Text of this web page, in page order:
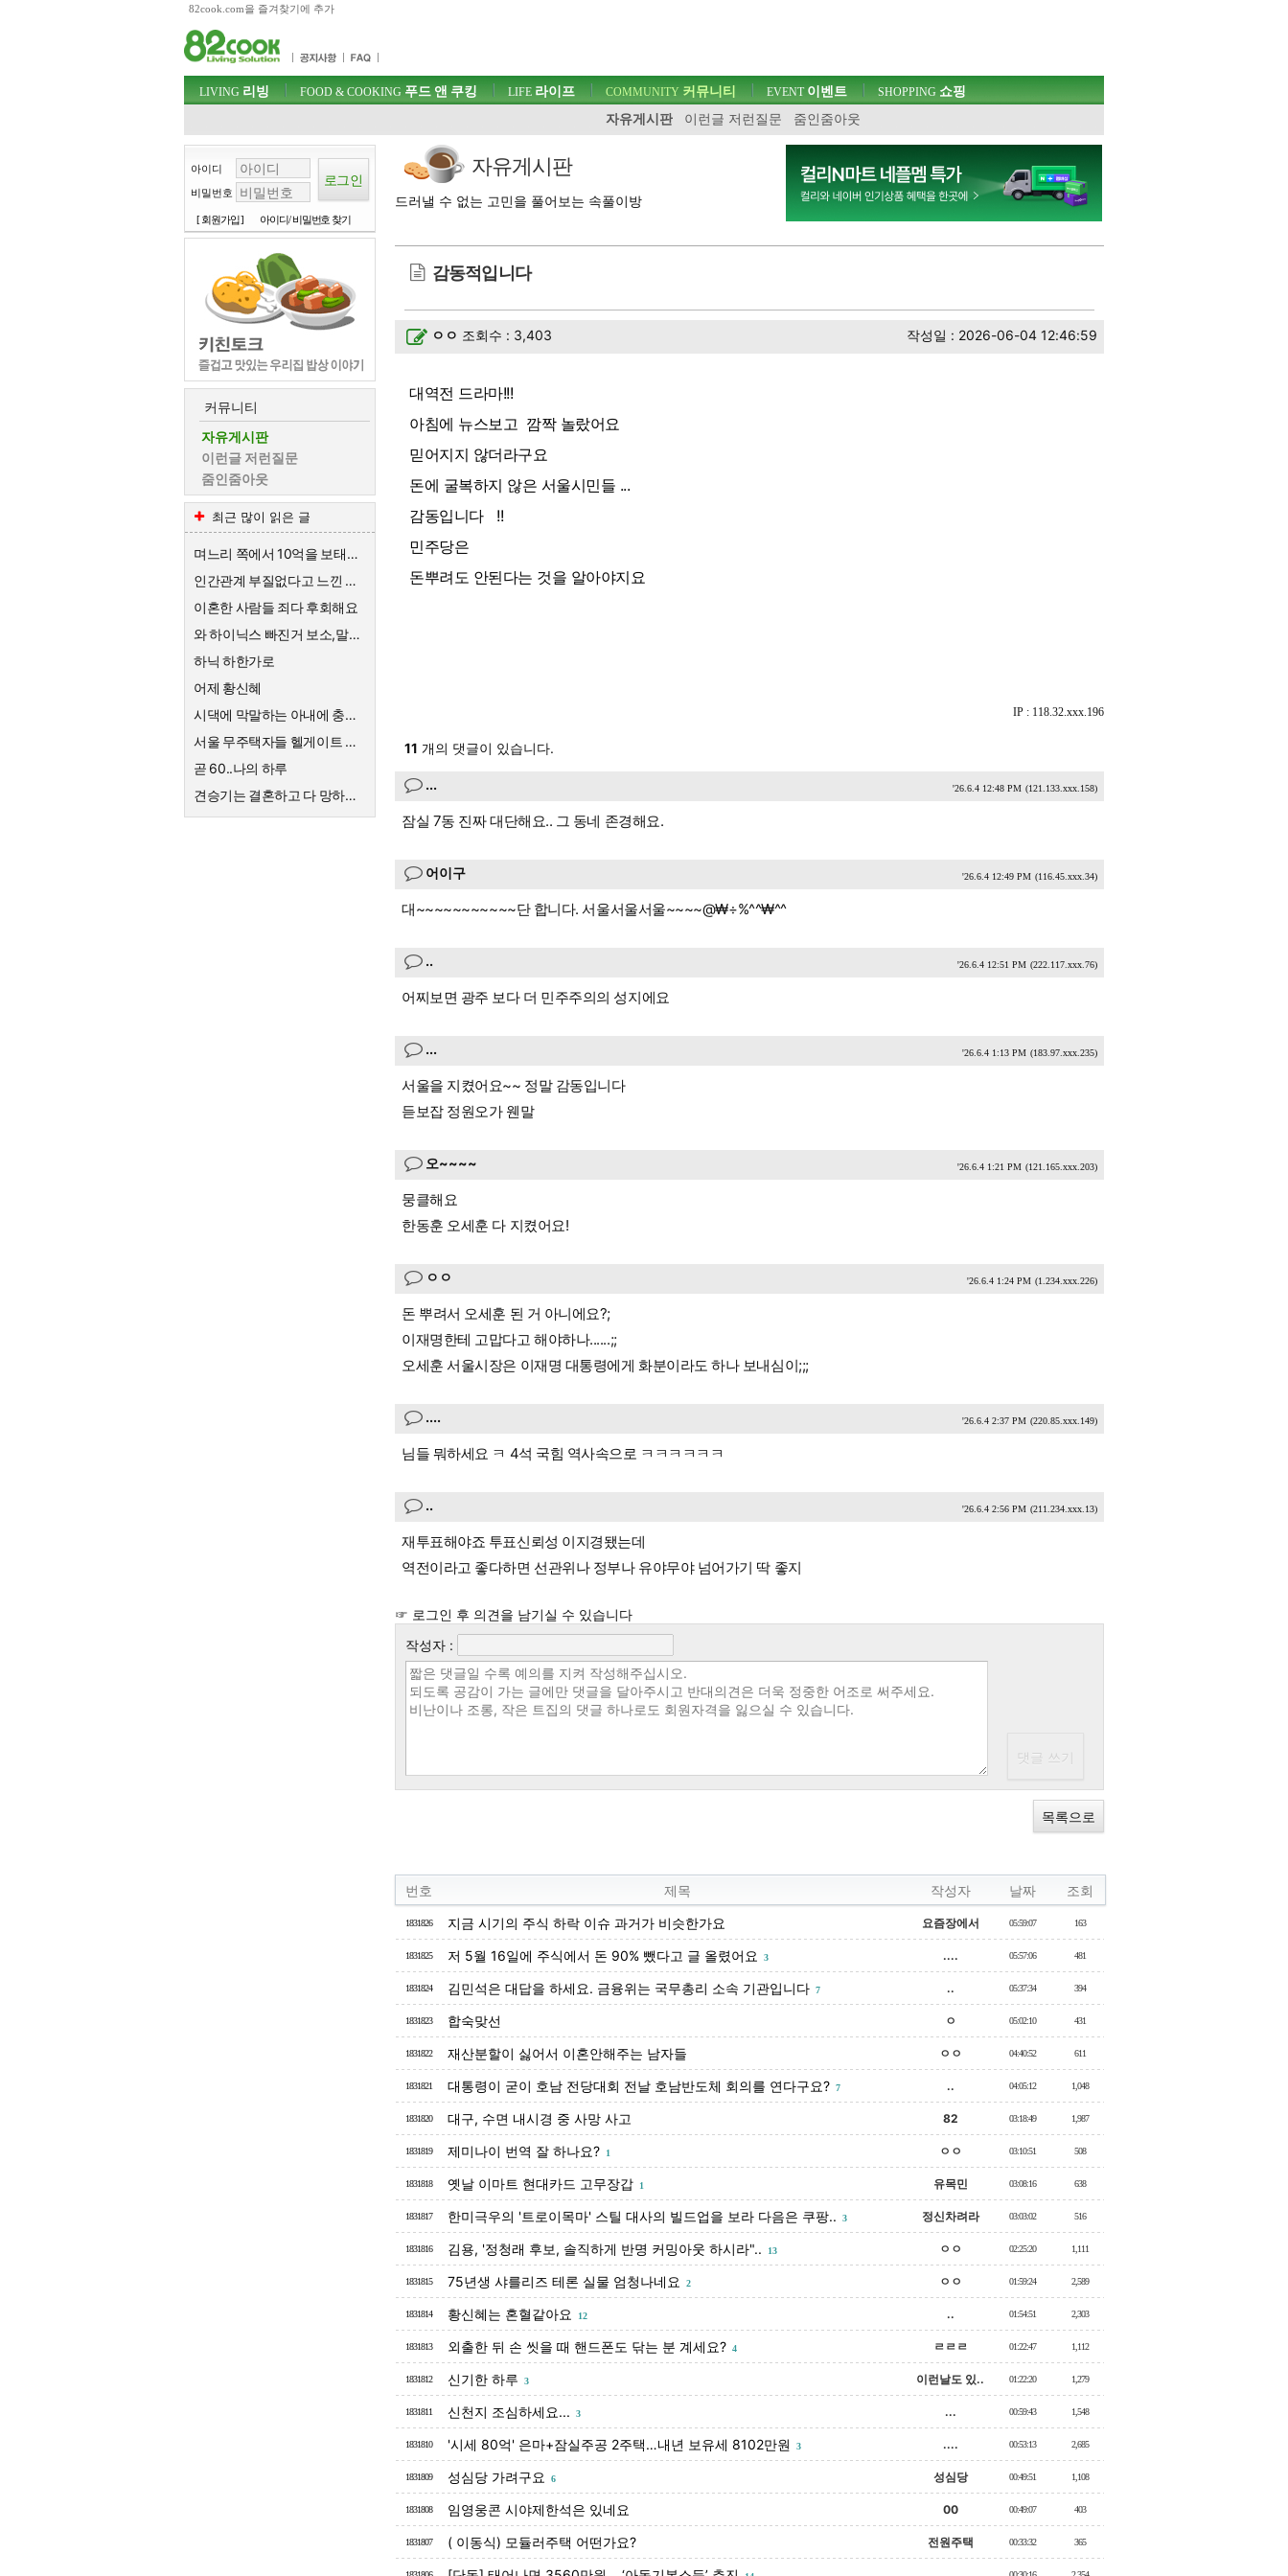
82cook.com을 즐겨찾기에 추가
주메뉴 바로가기
컨텐츠 바로가기
검색 바로가기
로그인 바로가기
주메뉴
LIVING 리빙 FOOD & COOKING 푸드 앤 쿠킹 LIFE 라이프 COMMUNITY 커뮤니티
자유게시판
이런글 저런질문 줌인줌아웃
EVENT이벤트 SHOPPING 쇼핑
아이디
비밀번호
[ 회원가입 ] 아이디/ 비밀번호 찾기
커뮤니티
자유게시판
이런글 저런질문
줌인줌아웃
최근 많이 읽은 글
며느리 쪽에서 10억을 보태준대요.
인간관계 부질없다고 느낀 순간
이혼한 사람들 죄다 후회해요
와 하이닉스 빠진거 보소,말이 안나옴
하닉 하한가로
어제 황신혜
시댁에 막말하는 아내에 충격받은 스튜디오
서울 무주택자들 헬게이트 열리네요
곧 60..나의 하루
견승기는 결혼하고 다 망하네요
자유게시판
드러낼 수 없는 고민을 풀어보는 속풀이방
감동적입니다
ㅇㅇ 조회수 : 3,403 작성일 : 2026-06-04 12:46:59
대역전 드라마!!!
아침에 뉴스보고 깜짝 놀랐어요
믿어지지 않더라구요
돈에 굴복하지 않은 서울시민들 ...
감동입니다 !!
민주당은
돈뿌려도 안된다는 것을 알아야지요
IP : 118.32.xxx.196
11 개의 댓글이 있습니다.
... '26.6.4 12:48 PM (121.133.xxx.158)
잠실 7동 진짜 대단해요.. 그 동네 존경해요.
어이구 '26.6.4 12:49 PM (116.45.xxx.34)
대~~~~~~~~~~~단 합니다. 서울서울서울~~~~@₩÷%^^₩^^
.. '26.6.4 12:51 PM (222.117.xxx.76)
어찌보면 광주 보다 더 민주주의의 성지에요
... '26.6.4 1:13 PM (183.97.xxx.235)
서울을 지켰어요~~ 정말 감동입니다
듣보잡 정원오가 웬말
오~~~~ '26.6.4 1:21 PM (121.165.xxx.203)
뭉클해요
한동훈 오세훈 다 지켰어요!
ㅇㅇ '26.6.4 1:24 PM (1.234.xxx.226)
돈 뿌려서 오세훈 된 거 아니에요?;
이재명한테 고맙다고 해야하나......;;
오세훈 서울시장은 이재명 대통령에게 화분이라도 하나 보내심이;;;
.... '26.6.4 2:37 PM (220.85.xxx.149)
님들 뭐하세요 ㅋ 4석 국힘 역사속으로 ㅋㅋㅋㅋㅋㅋ
.. '26.6.4 2:56 PM (211.234.xxx.13)
재투표해야죠 투표신뢰성 이지경됐는데
역전이라고 좋다하면 선관위나 정부나 유야무야 넘어가기 딱 좋지
☞ 로그인 후 의견을 남기실 수 있습니다
작성자 :
목록으로
번호 제목 작성자 날짜 조회
1831826 지금 시기의 주식 하락 이슈 과거가 비슷한가요 요즘장에서 05:59:07 163
1831825 저 5월 16일에 주식에서 돈 90% 뺐다고 글 올렸어요 3 .... 05:57:06 481
1831824 김민석은 대답을 하세요. 금융위는 국무총리 소속 기관입니다 7 .. 05:37:34 394
1831823 합숙맞선 ㅇ 05:02:10 431
1831822 재산분할이 싫어서 이혼안해주는 남자들 ㅇㅇ 04:40:52 611
1831821 대통령이 굳이 호남 전당대회 전날 호남반도체 회의를 연다구요? 7 .. 04:05:12 1,048
1831820 대구, 수면 내시경 중 사망 사고 82 03:18:49 1,987
1831819 제미나이 번역 잘 하나요? 1 ㅇㅇ 03:10:51 508
1831818 옛날 이마트 현대카드 고무장갑 1 유목민 03:08:16 638
1831817 한미극우의 '트로이목마' 스틸 대사의 빌드업을 보라 다음은 쿠팡.. 3 정신차려라 03:03:02 516
1831816 김용, '정청래 후보, 솔직하게 반명 커밍아웃 하시라".. 13 ㅇㅇ 02:25:20 1,111
1831815 75년생 샤를리즈 테론 실물 엄청나네요 2 ㅇㅇ 01:59:24 2,589
1831814 황신혜는 혼혈같아요 12 .. 01:54:51 2,303
1831813 외출한 뒤 손 씻을 때 핸드폰도 닦는 분 계세요? 4 ㄹㄹㄹ 01:22:47 1,112
1831812 신기한 하루 3 이런날도 있.. 01:22:20 1,279
1831811 신천지 조심하세요... 3 ... 00:59:43 1,548
1831810 '시세 80억' 은마+잠실주공 2주택…내년 보유세 8102만원 3 .... 00:53:13 2,685
1831809 성심당 가려구요 6 성심당 00:49:51 1,108
1831808 임영웅콘 시야제한석은 있네요 00 00:49:07 403
1831807 ( 이동식) 모듈러주택 어떤가요? 전원주택 00:33:32 365